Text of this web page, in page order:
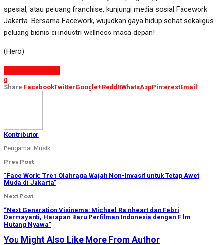
spesial, atau peluang franchise, kunjungi media sosial Facework
Jakarta. Bersama Facework, wujudkan gaya hidup sehat sekaligus
peluang bisnis di industri wellness masa depan!
(Hero)
0
Share FacebookTwitterGoogle+ReddItWhatsAppPinterestEmail
Kontributor
Pengamat Musik
Prev Post
“Face Work: Tren Olahraga Wajah Non-Invasif untuk Tetap Awet
Muda di Jakarta”
Next Post
“Next Generation Visinema: Michael Rainheart dan Febri
Darmayanti, Harapan Baru Perfilman Indonesia dengan Film
Hutang Nyawa”
You Might Also LikeMore From Author